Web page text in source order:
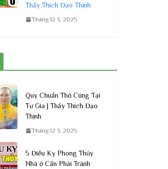
Thầy Thích Đạo Thịnh
Tháng 12 3, 2025
Quy Chuẩn Thờ Cúng Tại
Tư Gia | Thầy Thích Đạo
Thịnh
Tháng 12 3, 2025
5 Điều Kỵ Phong Thủy
Nhà ở Cần Phải Tránh